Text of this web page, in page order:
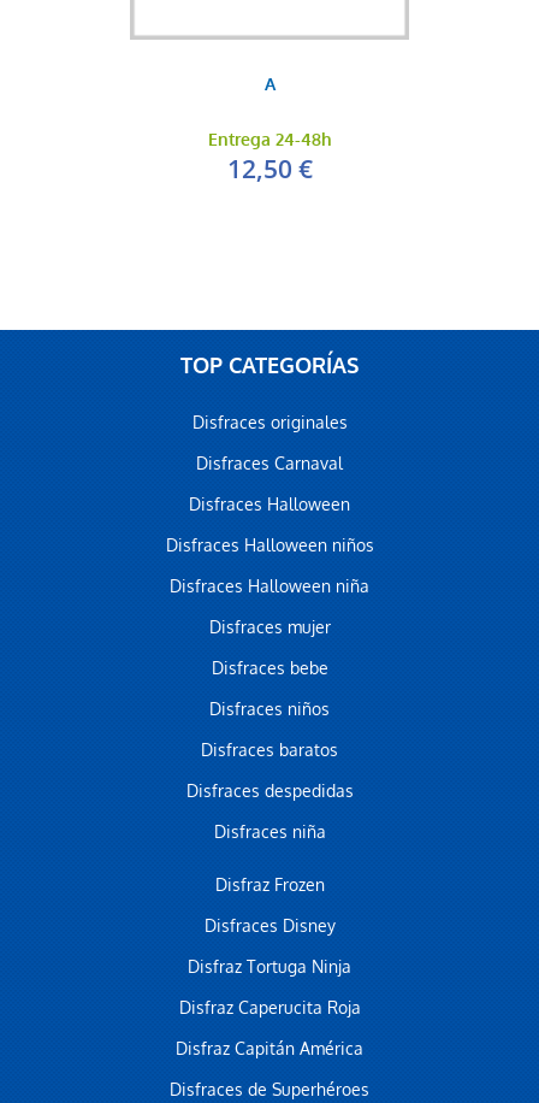
A
Entrega 24-48h
12,50 €
TOP CATEGORÍAS
Disfraces originales
Disfraces Carnaval
Disfraces Halloween
Disfraces Halloween niños
Disfraces Halloween niña
Disfraces mujer
Disfraces bebe
Disfraces niños
Disfraces baratos
Disfraces despedidas
Disfraces niña
Disfraz Frozen
Disfraces Disney
Disfraz Tortuga Ninja
Disfraz Caperucita Roja
Disfraz Capitán América
Disfraces de Superhéroes